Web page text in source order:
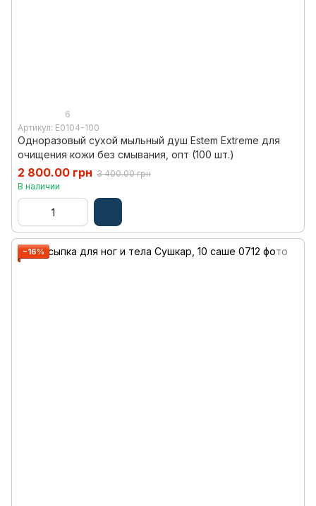
6
Артикул: E0104-100
Одноразовый сухой мыльный душ Estem Extreme для
очищения кожи без смывания, опт (100 шт.)
2 800.00 грн 3 400.00 грн
В наличии
−16%